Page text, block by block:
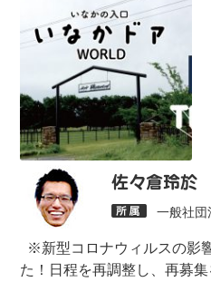
佐々倉玲於
一般社団
※新型コロナウィルスの影
た！日程を再調整し、再募